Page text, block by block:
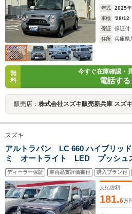
年式 2025年
車検
'28/12
保証
保証付
住所
兵庫県
無
料
今すぐ在庫確認・
電話する
販売店： 株式会社スズキ販売新兵庫 スズ
スズキ
アルトラパン LC 660 ハイブリッ
ミ オートライト LED プッシュ
アコン 衝突被害軽減システム ア
プ 横滑り防止機能 衝突安全ボデ
ム 取扱説明書 メンテナンスノート
ディーラー保証 車両品質評価書付 購入プラン付
支払総額
181.6万